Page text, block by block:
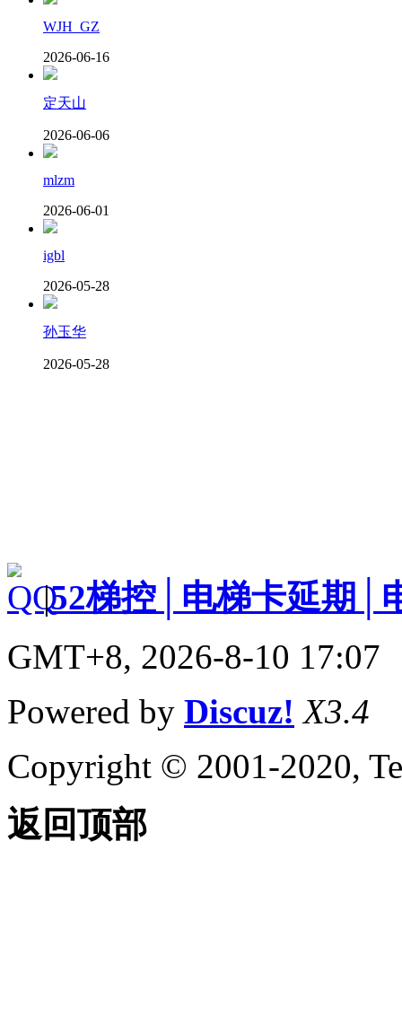
WJH_GZ
2026-06-16
定天山
2026-06-06
mlzm
2026-06-01
igbl
2026-05-28
孙玉华
2026-05-28
|52梯控│电梯卡延期│
GMT+8, 2026-8-10 17:07
Powered by Discuz! X3.4
Copyright © 2001-2020,
返回顶部